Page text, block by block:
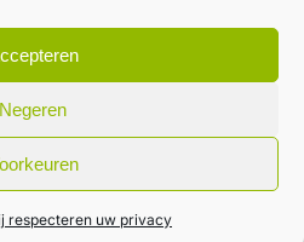
Negeren
respecteren uw privacy
naar je inbox.
| gemaakt met door